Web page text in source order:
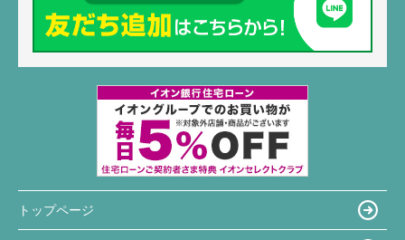
トップページ